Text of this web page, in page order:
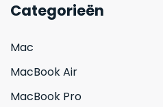
Categorieën
Mac
MacBook Air
MacBook Pro